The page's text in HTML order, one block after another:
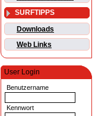
SURFTIPPS
Downloads
Web Links
User Login
Benutzername
Kennwort